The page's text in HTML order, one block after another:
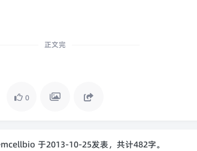
正文完
0
于2013-10-25发表，共计482字。